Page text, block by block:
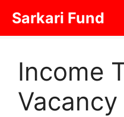
content
Sarkari Fund
Income
Vacancy